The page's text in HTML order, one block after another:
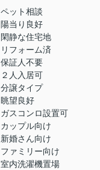
ペット相談
陽当り良好
閑静な住宅地
リフォーム済
保証人不要
２人入居可
分譲タイプ
眺望良好
ガスコンロ設置可
カップル向け
新婚さん向け
ファミリー向け
室内洗濯機置場